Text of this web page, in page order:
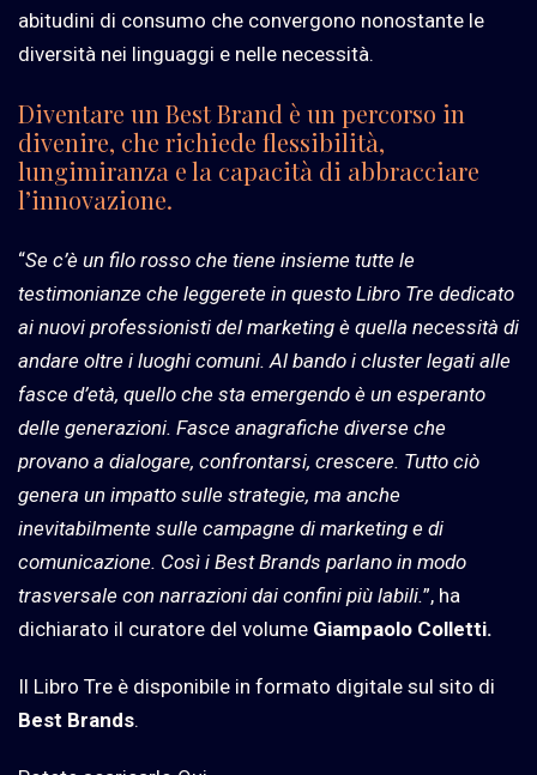
abitudini di consumo che convergono nonostante le
diversità nei linguaggi e nelle necessità.
Diventare un Best Brand è un percorso in
divenire, che richiede flessibilità,
lungimiranza e la capacità di abbracciare
l’innovazione.
“Se c’è un filo rosso che tiene insieme tutte le
testimonianze che leggerete in questo Libro Tre dedicato
ai nuovi professionisti del marketing è quella necessità di
andare oltre i luoghi comuni. Al bando i cluster legati alle
fasce d’età, quello che sta emergendo è un esperanto
delle generazioni. Fasce anagrafiche diverse che
provano a dialogare, confrontarsi, crescere. Tutto ciò
genera un impatto sulle strategie, ma anche
inevitabilmente sulle campagne di marketing e di
comunicazione. Così i Best Brands parlano in modo
trasversale con narrazioni dai confini più labili.”, ha
dichiarato il curatore del volume Giampaolo Colletti.
Il Libro Tre è disponibile in formato digitale sul sito di
Best Brands.